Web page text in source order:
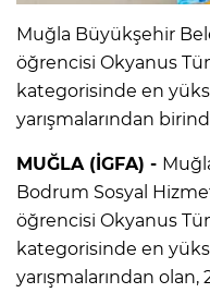
Muğla Büyükşehir
öğrencisi Okyanus
kategorisinde en
yarışmalarından
MUĞLA (İGFA) -
Bodrum Sosyal
öğrencisi Okyanus
kategorisinde en
yarışmalarından